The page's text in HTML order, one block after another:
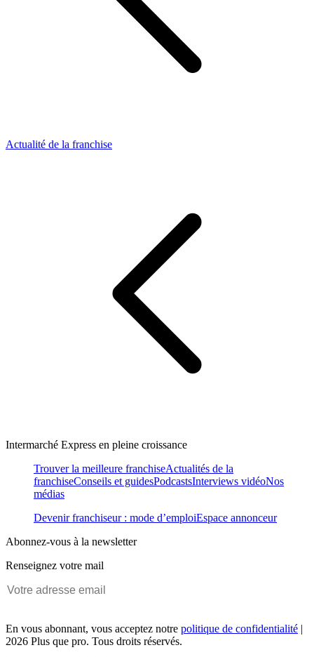
Actualité de la franchise
Intermarché Express en pleine croissance
Trouver la meilleure franchiseActualités de la
franchiseConseils et guidesPodcastsInterviews vidéoNos
médias
Devenir franchiseur : mode d’emploiEspace annonceur
Abonnez-vous à la newsletter
Renseignez votre mail
En vous abonnant, vous acceptez notre politique de confidentialité |
2026 Plus que pro. Tous droits réservés.